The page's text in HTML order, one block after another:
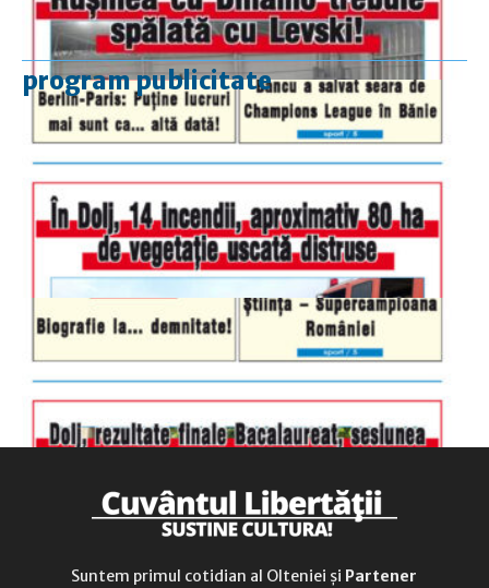
program publicitate
luni-vineri
9.00 - 17.00
duminică
9.00 - 12.00
Suntem primul cotidian al Olteniei și Partener